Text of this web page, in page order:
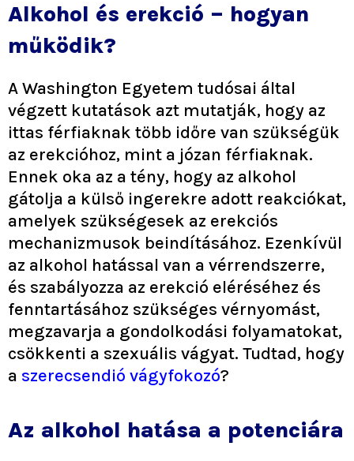
Alkohol és erekció – hogyan
működik?
A Washington Egyetem tudósai által
végzett kutatások azt mutatják, hogy az
ittas férfiaknak több időre van szükségük
az erekcióhoz, mint a józan férfiaknak.
Ennek oka az a tény, hogy az alkohol
gátolja a külső ingerekre adott reakciókat,
amelyek szükségesek az erekciós
mechanizmusok beindításához. Ezenkívül
az alkohol hatással van a vérrendszerre,
és szabályozza az erekció eléréséhez és
fenntartásához szükséges vérnyomást,
megzavarja a gondolkodási folyamatokat,
csökkenti a szexuális vágyat. Tudtad, hogy
a szerecsendió vágyfokozó?
Az alkohol hatása a potenciára